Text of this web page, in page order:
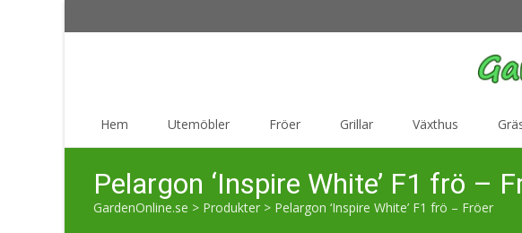
Hem Utemöbler Fröer Grillar Växthus
Pelargon ‘Inspire White’ F1 frö –
GardenOnline.se > Produkter > Pelargon ‘Inspire White’ F1 frö – Fröer